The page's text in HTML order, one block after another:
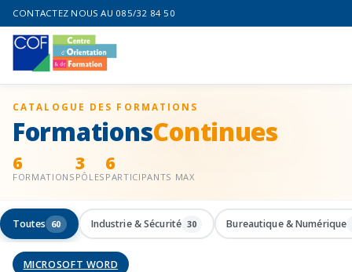
CONTACTEZ NOUS AU 085/32 84 50
CATALOGUE DES FORMATIONS
FormationsContinues
6
FORMATIONS
3
PÔLES
6
PARTICIPANTS MAX
Toutes 60 Industrie & Sécurité 30 Bureautique & Numérique
MICROSOFT WORD